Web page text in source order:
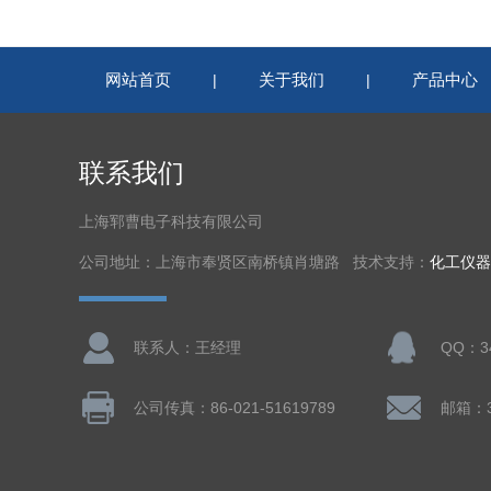
网站首页 | 关于我们 | 产品中心
联系我们
上海郓曹电子科技有限公司
公司地址：上海市奉贤区南桥镇肖塘路 技术支持： 化工仪
联系人：王经理 QQ：
公司传真：86-021-51619789 邮箱